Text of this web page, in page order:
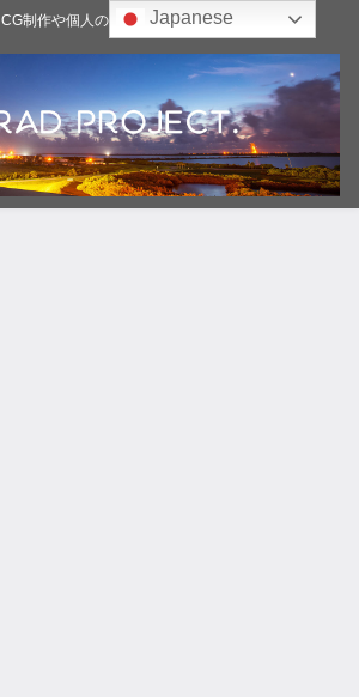
CG制作や個人の雑記ブログJapanese